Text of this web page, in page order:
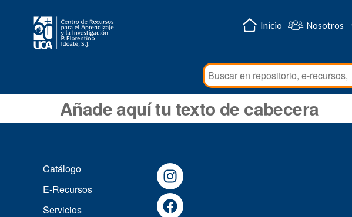
Inicio Nosotros
Añade aquí tu texto de cabecera
Catálogo
E-Recursos
Servicios